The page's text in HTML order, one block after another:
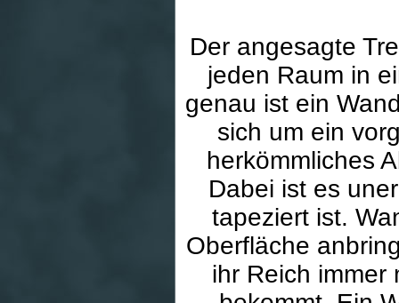
Der angesagte
jeden Raum in
genau ist ein
sich um ein
herkömmliches
Dabei ist es
tapeziert ist.
Oberfläche
ihr Reich immer